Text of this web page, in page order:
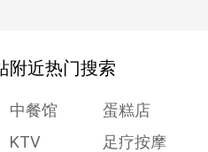
附近热门搜索
中餐馆
蛋糕店
KTV
足疗按摩